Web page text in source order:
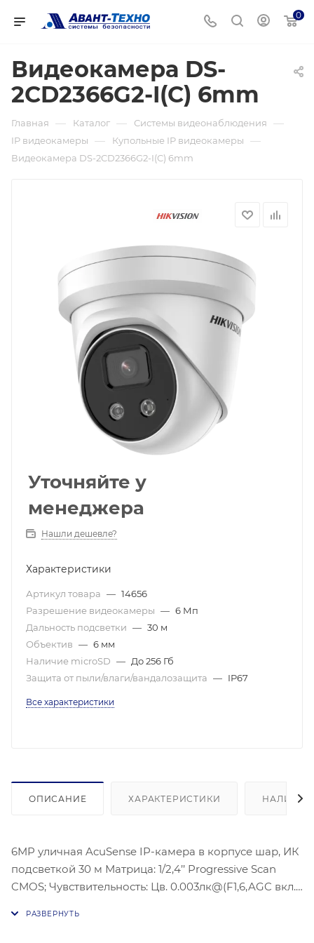
0
Видеокамера DS-
2CD2366G2-I(C) 6mm
Главная — Каталог — Системы видеонаблюдения —
IP видеокамеры — Купольные IP видеокамеры —
Видеокамера DS-2CD2366G2-I(C) 6mm
Уточняйте у
менеджера
Нашли дешевле?
Характеристики
Артикул товара — 14656
Разрешение видеокамеры — 6 Мп
Дальность подсветки — 30 м
Объектив — 6 мм
Наличие microSD — До 256 Гб
Защита от пыли/влаги/вандалозащита — IP67
Все характеристики
ОПИСАНИЕ ХАРАКТЕРИСТИКИ НАЛИЧИЕ
6MP уличная AcuSense IP-камера в корпусе шар, ИК
подсветкой 30 м Матрица: 1/2,4’’ Progressive Scan
CMOS; Чувствительность: Цв. 0.003лк@(F1,6,AGC вкл.),